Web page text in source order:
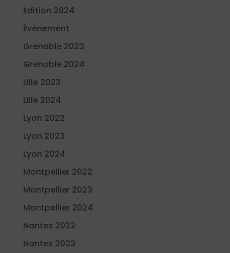
Edition 2024
Événement
Grenoble 2023
Grenoble 2024
Lille 2023
Lille 2024
Lyon 2022
Lyon 2023
Lyon 2024
Montpellier 2022
Montpellier 2023
Montpellier 2024
Nantes 2022
Nantes 2023